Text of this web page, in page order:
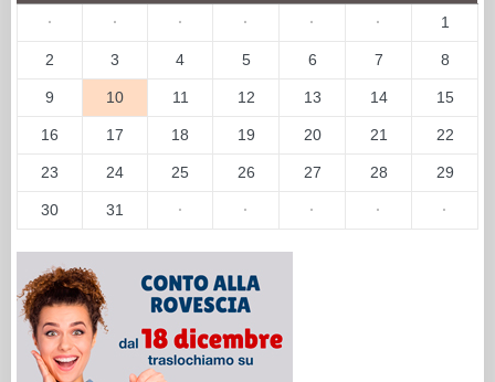
· · · · · · 1
2 3 4 5 6 7 8
9 10 11 12 13 14 15
16 17 18 19 20 21 22
23 24 25 26 27 28 29
30 31 · · · · ·